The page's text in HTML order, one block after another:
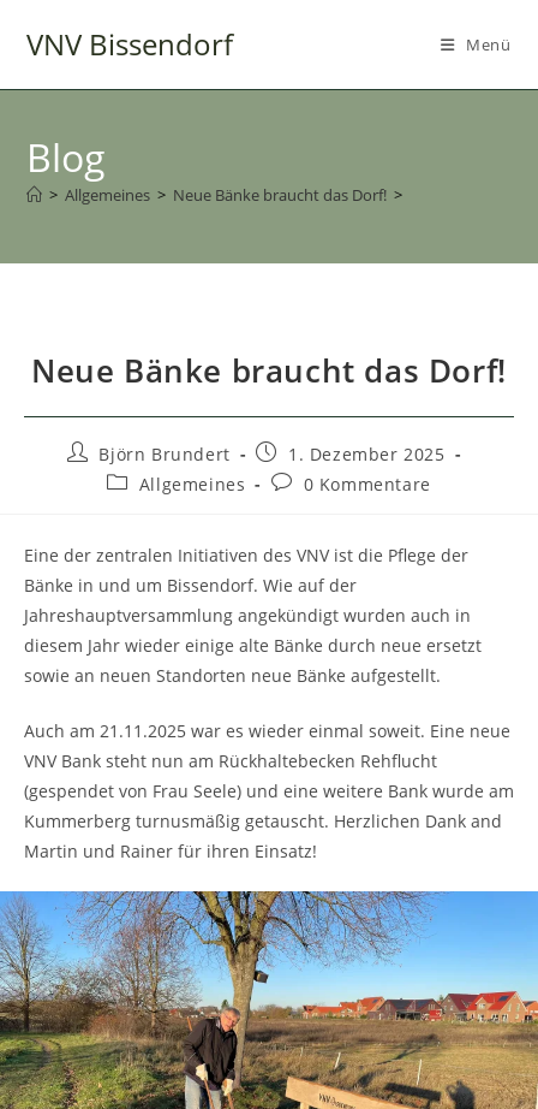
InhaltVNV Bissendorf Menü
Blog
> Allgemeines > Neue Bänke braucht das Dorf! >
Neue Bänke braucht das Dorf!
Beitrags-
Autor:
Björn Brundert
Beitrag
veröffentlicht:
1. Dezember 2025
Beitrags-
Allgemeines
Beitrags-
0 Kommentare
Eine der zentralen Initiativen des VNV ist die Pflege der
Bänke in und um Bissendorf. Wie auf der
Jahreshauptversammlung angekündigt wurden auch in
diesem Jahr wieder einige alte Bänke durch neue ersetzt
sowie an neuen Standorten neue Bänke aufgestellt.
Auch am 21.11.2025 war es wieder einmal soweit. Eine neue
VNV Bank steht nun am Rückhaltebecken Rehflucht
(gespendet von Frau Seele) und eine weitere Bank wurde am
Kummerberg turnusmäßig getauscht. Herzlichen Dank and
Martin und Rainer für ihren Einsatz!